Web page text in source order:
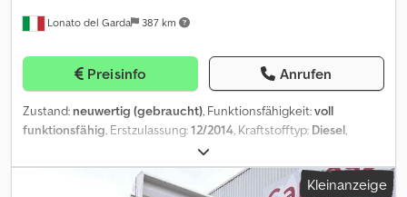
Lonato del Garda 387 km
Preisinfo Anrufen
Zustand: neuwertig (gebraucht), Funktionsfähigkeit:voll
funktionsfähig, Erstzulassung:12/2014, Kraftstofftyp: Diesel,
, Baujahr:2014
PS), Ausstattung:ABS, Airbag, Klimaanlage, Retarder, Spoiler,
DAF CF 85-460 Hakengerät PRIS-MAG 30 TON 4 Achsen 8x2
Kleinanzeige